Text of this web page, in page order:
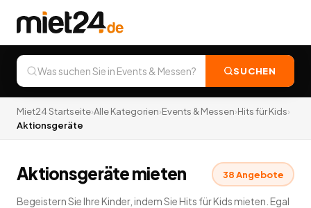
SUCHEN
Miet24 Startseite›Alle Kategorien›Events & Messen›Hits für Kids›
Aktionsgeräte
Aktionsgeräte mieten 38Angebote
Begeistern Sie Ihre Kinder, indem Sie Hits für Kids mieten. Egal